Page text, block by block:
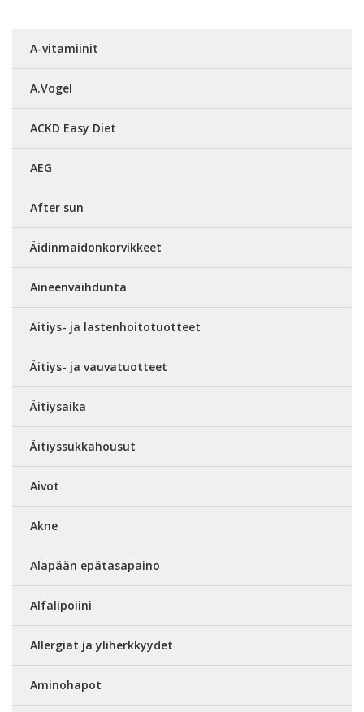
A-vitamiinit
A.Vogel
ACKD Easy Diet
AEG
After sun
Äidinmaidonkorvikkeet
Aineenvaihdunta
Äitiys- ja lastenhoitotuotteet
Äitiys- ja vauvatuotteet
Äitiysaika
Äitiyssukkahousut
Aivot
Akne
Alapään epätasapaino
Alfalipoiini
Allergiat ja yliherkkyydet
Aminohapot